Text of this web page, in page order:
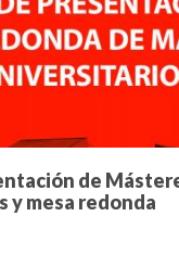
de
y mesa redonda